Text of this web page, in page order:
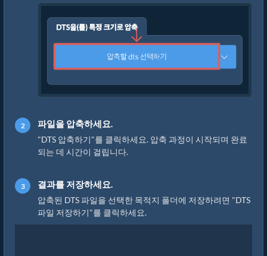
파일을 압축하세요.
"DTS 압축하기"를 클릭하세요. 압축 과정이 시작되며 완료
되는 데 시간이 걸립니다.
결과를 저장하세요.
압축된 DTS 파일을 선택한 목적지 폴더에 저장하려면 "DTS
파일 저장하기"를 클릭하세요.